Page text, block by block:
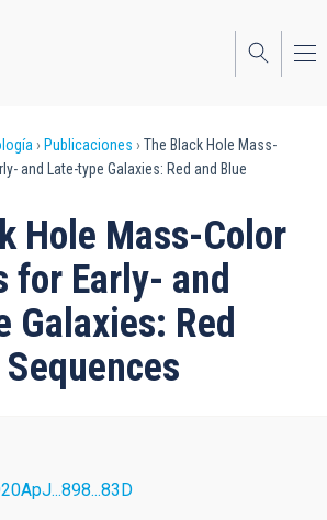
Publicaciones
The Black Hole Mass-
and Late-type Galaxies: Red and Blue
Hole Mass-Color
for Early- and
Galaxies: Red